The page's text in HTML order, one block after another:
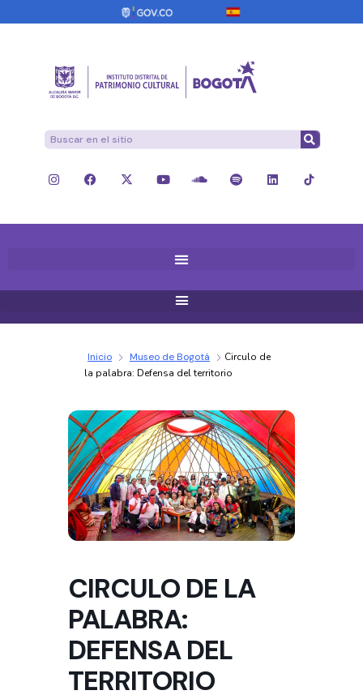
Inicio Museo de Bogotá
Circulo de
la palabra: Defensa del territorio
CIRCULO DE LA
PALABRA:
DEFENSA DEL
TERRITORIO